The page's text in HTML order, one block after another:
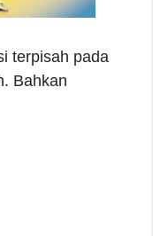
terpisah pada
Bahkan